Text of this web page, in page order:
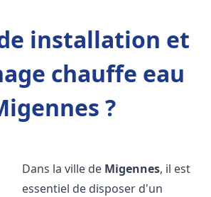
installation et
chauffe eau
?
Dans la ville de Migennes, il est
essentiel de disposer d'un